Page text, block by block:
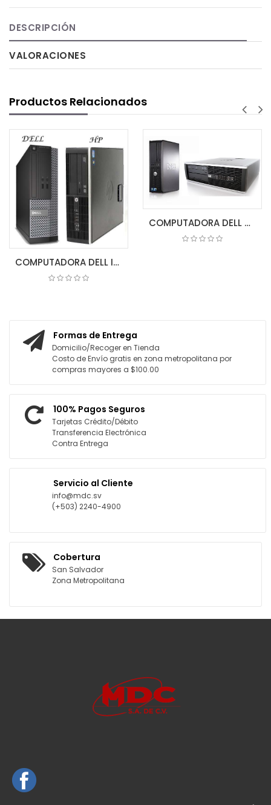
DESCRIPCIÓN
VALORACIONES
Productos Relacionados
COMPUTADORA DELL I3 DESKTOP 4GB/250GB (CPU)
COMPUTADORA DELL CORE2DUO DESKTOP 2GB/80GB (CPU)
Formas de Entrega
Domicilio/Recoger en Tienda
Costo de Envío gratis en zona metropolitana por
compras mayores a $100.00
100% Pagos Seguros
Tarjetas Crédito/Débito
Transferencia Electrónica
Contra Entrega
Servicio al Cliente
info@mdc.sv
(+503) 2240-4900
Cobertura
San Salvador
Zona Metropolitana